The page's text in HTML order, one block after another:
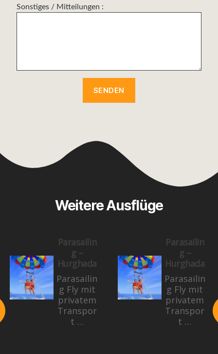
Sonstiges / Mitteilungen :
Weitere Ausflüge
Parasailin
g –
Hurghada
Parasailin
g Fly mit
privatem
Transpor
t …
Parasailin
g –
Hurghada
Parasailin
g Fly mit
privatem
Transpor
t …